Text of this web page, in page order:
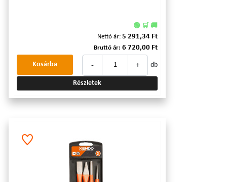
🟢 🛒 🚚
Nettó ár: 5 291,34 Ft
Bruttó ár: 6 720,00 Ft
- + db
Kosárba
Részletek